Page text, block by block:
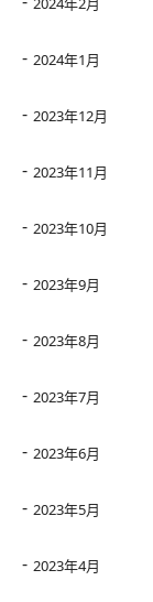
2024年1月
2023年12月
2023年11月
2023年10月
2023年9月
2023年8月
2023年7月
2023年6月
2023年5月
2023年4月